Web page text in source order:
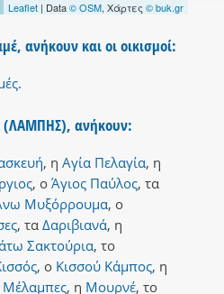
Leaflet | Data© OSM, Χάρτες © buk.gr
ανήκουν και οι οικισμοί:
.
(ΛΑΜΠΗΣ), ανήκουν:
, η Αγία Πελαγία, η
, ο Άγιος Παύλος, τα
Μυξόρρουμα, ο
, τα Δαριβιανά, η
Σακτούρια, το
, ο Κισσού Κάμπος, η
Μέλαμπες, η Μουρνέ, το